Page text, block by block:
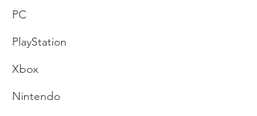
PC
PlayStation
Xbox
Nintendo